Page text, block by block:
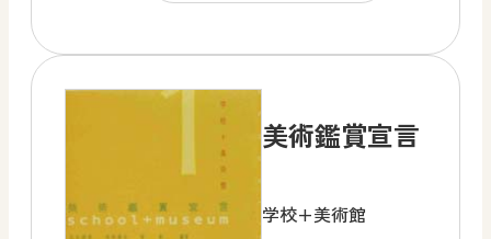
美術鑑賞宣言
学校+美術館